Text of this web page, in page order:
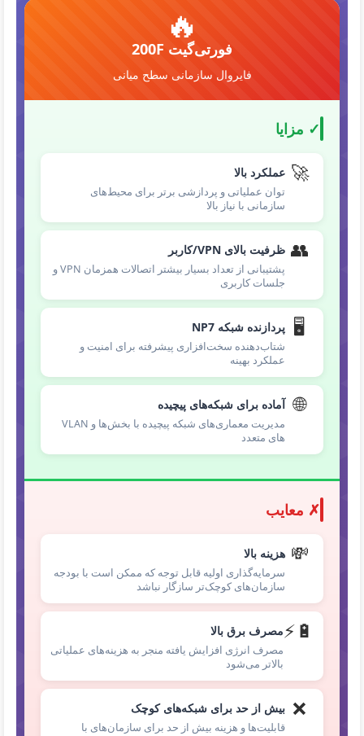
🔥
فورتی‌گیت 200F
فایروال سازمانی سطح میانی
✓ مزایا
🚀 عملکرد بالا
توان عملیاتی و پردازشی برتر برای محیط‌های
سازمانی با نیاز بالا
👥 ظرفیت بالای VPN/کاربر
پشتیبانی از تعداد بسیار بیشتر اتصالات همزمان VPN و
جلسات کاربری
🖥️ پردازنده شبکه NP7
شتاب‌دهنده سخت‌افزاری پیشرفته برای امنیت و
عملکرد بهینه
🌐 آماده برای شبکه‌های پیچیده
مدیریت معماری‌های شبکه پیچیده با بخش‌ها و VLAN
های متعدد
✗ معایب
💸 هزینه بالا
سرمایه‌گذاری اولیه قابل توجه که ممکن است با بودجه
سازمان‌های کوچک‌تر سازگار نباشد
⚡🔋مصرف برق بالا
مصرف انرژی افزایش یافته منجر به هزینه‌های عملیاتی
بالاتر می‌شود
❌ بیش از حد برای شبکه‌های کوچک
قابلیت‌ها و هزینه بیش از حد برای سازمان‌های با